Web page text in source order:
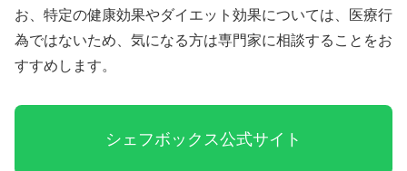
お、特定の健康効果やダイエット効果については、医療行
為ではないため、気になる方は専門家に相談することをお
すすめします。
シェフボックス公式サイト